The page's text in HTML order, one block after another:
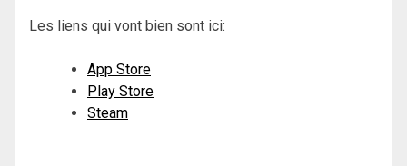
Les liens qui vont bien sont ici:
App Store
Play Store
Steam